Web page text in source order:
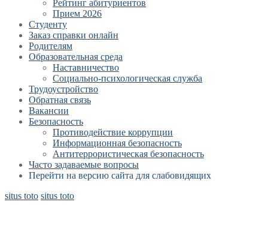
Рейтинг абитуриентов
Прием 2026
Студенту
Заказ справки онлайн
Родителям
Образовательная среда
Наставничество
Социально-психологическая служба
Трудоустройство
Обратная связь
Вакансии
Безопасность
Противодействие коррупции
Информационная безопасность
Антитеррористическая безопасность
Часто задаваемые вопросы
Перейти на версию сайта для слабовидящих
situs toto situs toto